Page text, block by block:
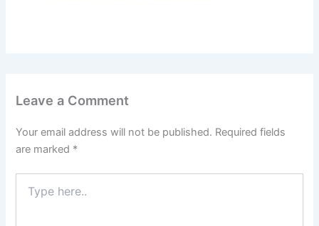
Leave a Comment
Your email address will not be published. Required fields
are marked *
here..